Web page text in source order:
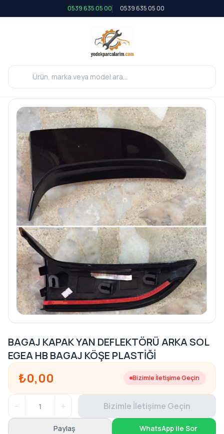
0539 635 05 00 0539 635 05 00
BAGAJ KAPAK YAN DEFLEKTÖRÜ ARKA SOL
EGEA HB BAGAJ KÖŞE PLASTİĞİ
₺0,00 Bizimle İletişime Geçin
− + Bizimle İletişime Geçin
Paylaş WhatsApp ile Sor